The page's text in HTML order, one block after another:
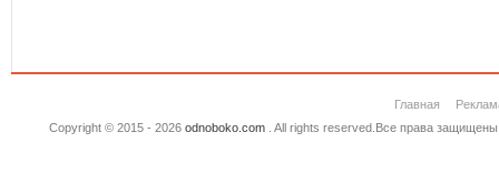
Главная
Copyright © 2015 - 2026 odnoboko.com. All rights reserved.Все права защищены.